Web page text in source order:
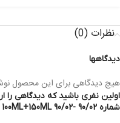
نظرات (0)
دیدگاهها
هیچ دیدگاهی برای این محصول
اولین نفری باشید که دیدگاهی را
شماره 90/02 -ESKALIM C.O HAIR COLOR KIT 100ML+150ML 90/02”